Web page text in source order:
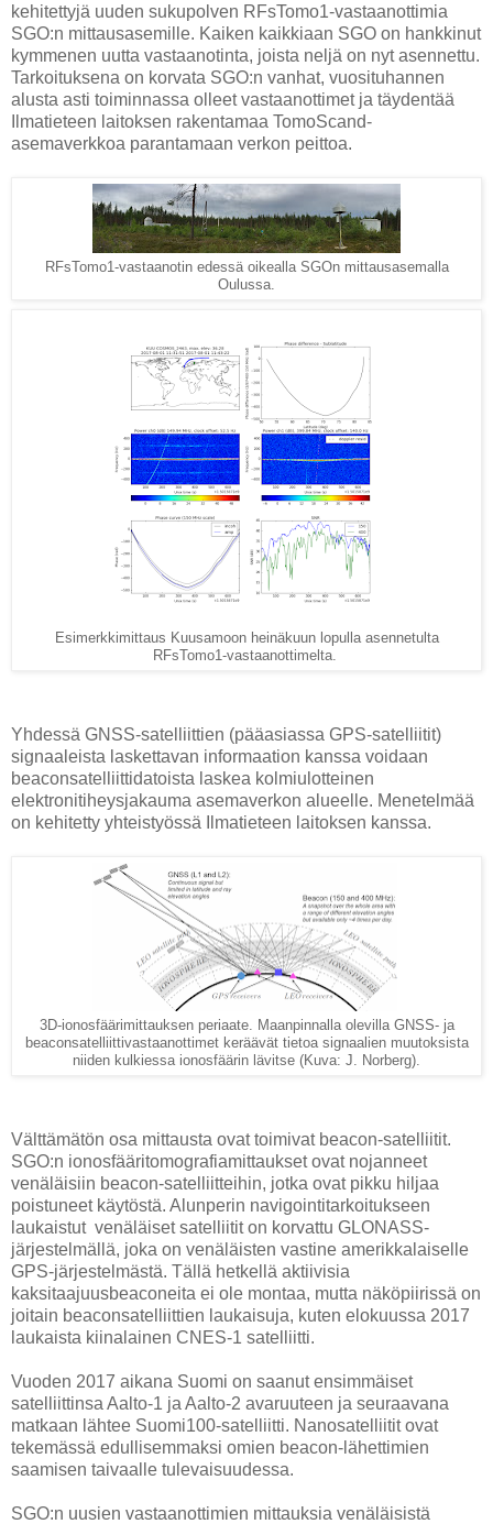
kehitettyjä uuden sukupolven RFsTomo1-vastaanottimia
SGO:n mittausasemille. Kaiken kaikkiaan SGO on hankkinut
kymmenen uutta vastaanotinta, joista neljä on nyt asennettu.
Tarkoituksena on korvata SGO:n vanhat, vuosituhannen
alusta asti toiminnassa olleet vastaanottimet ja täydentää
Ilmatieteen laitoksen rakentamaa TomoScand-
asemaverkkoa parantamaan verkon peittoa.
RFsTomo1-vastaanotin edessä oikealla SGOn mittausasemalla
Oulussa.
Esimerkkimittaus Kuusamoon heinäkuun lopulla asennetulta
RFsTomo1-vastaanottimelta.
Yhdessä GNSS-satelliittien (pääasiassa GPS-satelliitit)
signaaleista laskettavan informaation kanssa voidaan
beaconsatelliittidatoista laskea kolmiulotteinen
elektronitiheysjakauma asemaverkon alueelle. Menetelmää
on kehitetty yhteistyössä Ilmatieteen laitoksen kanssa.
3D-ionosfäärimittauksen periaate. Maanpinnalla olevilla GNSS- ja
beaconsatelliittivastaanottimet keräävät tietoa signaalien muutoksista
niiden kulkiessa ionosfäärin lävitse (Kuva: J. Norberg).
Välttämätön osa mittausta ovat toimivat beacon-satelliitit.
SGO:n ionosfääritomografiamittaukset ovat nojanneet
venäläisiin beacon-satelliitteihin, jotka ovat pikku hiljaa
poistuneet käytöstä. Alunperin navigointitarkoitukseen
laukaistut venäläiset satelliitit on korvattu GLONASS-
järjestelmällä, joka on venäläisten vastine amerikkalaiselle
GPS-järjestelmästä. Tällä hetkellä aktiivisia
kaksitaajuusbeaconeita ei ole montaa, mutta näköpiirissä on
joitain beaconsatelliittien laukaisuja, kuten elokuussa 2017
laukaista kiinalainen CNES-1 satelliitti.
Vuoden 2017 aikana Suomi on saanut ensimmäiset
satelliittinsa Aalto-1 ja Aalto-2 avaruuteen ja seuraavana
matkaan lähtee Suomi100-satelliitti. Nanosatelliitit ovat
tekemässä edullisemmaksi omien beacon-lähettimien
saamisen taivaalle tulevaisuudessa.
SGO:n uusien vastaanottimien mittauksia venäläisistä